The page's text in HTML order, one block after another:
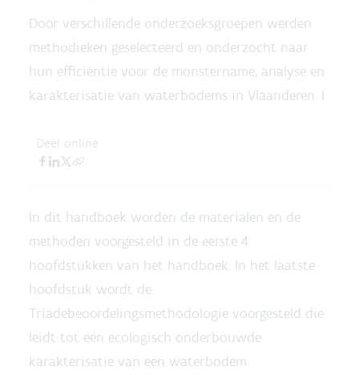
Door verschillende onderzoeksgroepen werden
methodieken geselecteerd en onderzocht naar
hun efficiëntie voor de monstername, analyse en
karakterisatie van waterbodems in Vlaanderen. I
Deel online
In dit handboek worden de materialen en de
methoden voorgesteld in de eerste 4
hoofdstukken van het handboek. In het laatste
hoofdstuk wordt de
Triadebeoordelingsmethodologie voorgesteld die
leidt tot een ecologisch onderbouwde
karakterisatie van een waterbodem.